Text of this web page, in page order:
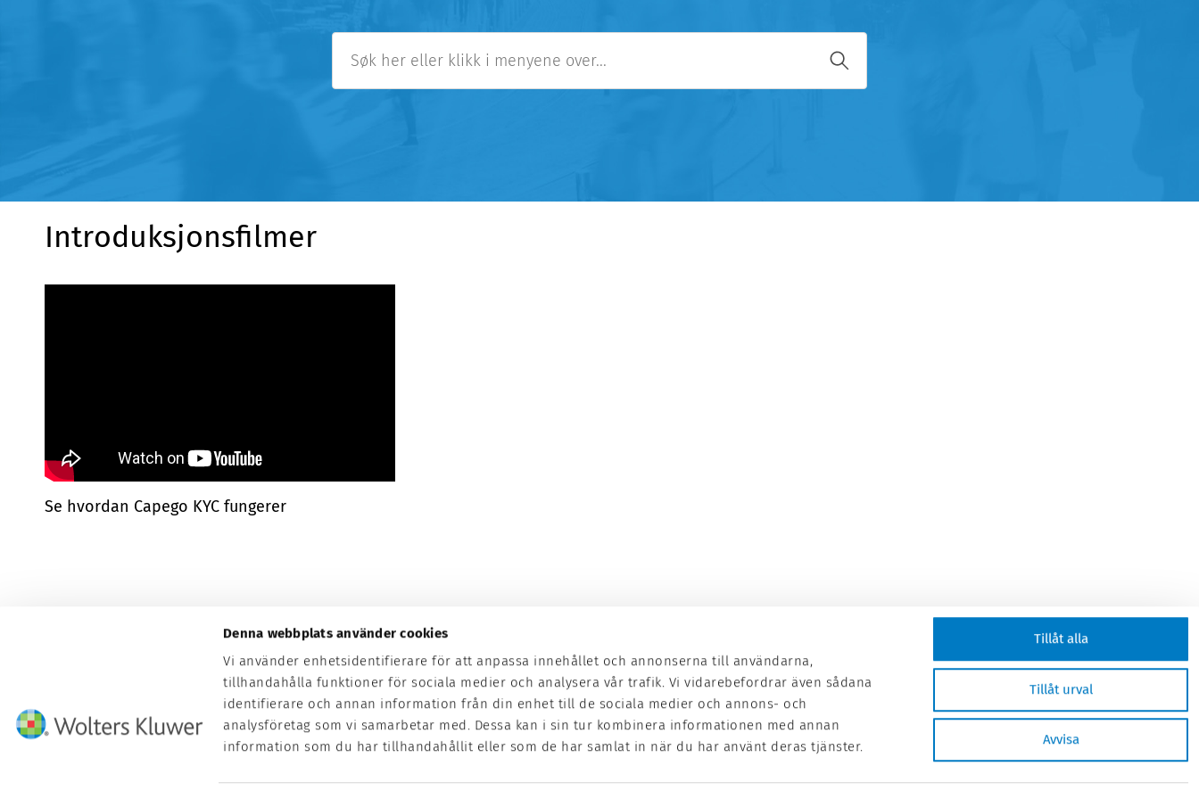
Denna webbplats använder cookies
Vi använder enhetsidentifierare för att anpassa innehållet och annonserna till användarna,
tillhandahålla funktioner för sociala medier och analysera vår trafik. Vi vidarebefordrar även sådana
identifierare och annan information från din enhet till de sociala medier och annons- och
analysföretag som vi samarbetar med. Dessa kan i sin tur kombinera informationen med annan
information som du har tillhandahållit eller som de har samlat in när du har använt deras tjänster.
Tillåt alla
Tillåt urval
Avvisa
Introduksjonsfilmer
Se hvordan Capego KYC fungerer